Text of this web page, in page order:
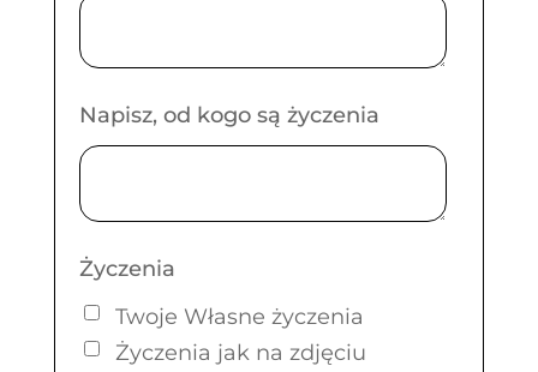
Napisz, od kogo są życzenia
Życzenia
Twoje Własne życzenia
Życzenia jak na zdjęciu